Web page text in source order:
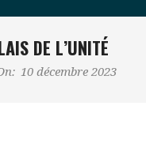
DE L’UNITÉ
10 décembre 2023